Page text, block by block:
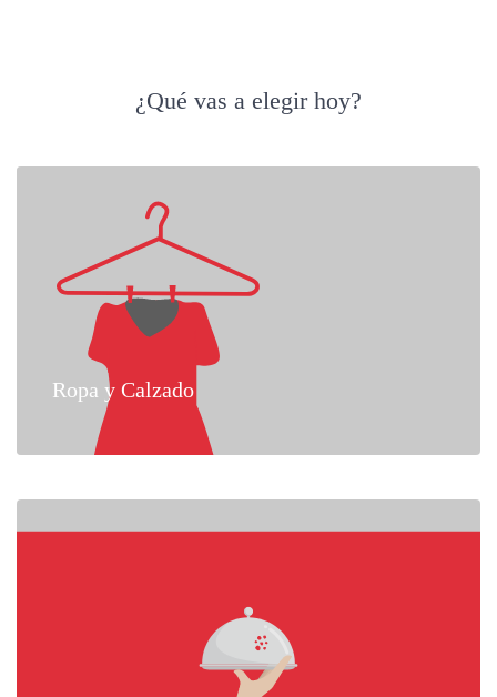
¿Qué vas a elegir hoy?
Ropa y Calzado